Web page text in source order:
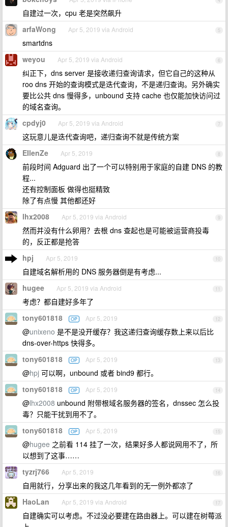
自建过一次，cpu 老是突然飙升
5
arfaWong Apr 5, 2019 via Android
smartdns
6
weyou Apr 5, 2019 via Android
纠正下，dns server 是接收递归查询请求，但它自己的这种从
roo dns 开始的查询模式是迭代查询，不是递归查询。另外确实
要比公共 dns 慢得多，unbound 支持 cache 也仅能加快访问过
的域名查询。
7
cpdyj0 Apr 5, 2019 via Android
这玩意儿是迭代查询吧，递归查询不就是传统方案
8
EIlenZe Apr 5, 2019
前段时间 Adguard 出了一个可以特别用于家庭的自建 DNS 的教
程...
还有控制面板 做得也挺精致
除了有点慢 其他都还好
9
lhx2008 Apr 5, 2019 via Android
然而并没有什么卵用？去根 dns 查起也是可能被运营商投毒
的，反正都是抢答
10
hpj Apr 5, 2019
自建域名解析用的 DNS 服务器倒是有考虑...
11
hugee Apr 5, 2019 via Android
考虑？都自建好多年了
12
tony601818 OP Apr 5, 2019
@unixeno 是不是没开缓存？我这递归查询缓存数上来以后比
dns-over-https 快得多。
13
tony601818 OP Apr 5, 2019
@hpj 可以啊，unbound 或者 bind9 都行。
14
tony601818 OP Apr 5, 2019
@lhx2008 unbound 附带根域名服务器的签名，dnssec 怎么投
毒？只能干扰到用不了。
15
tony601818 OP Apr 5, 2019
@hugee 之前看 114 挂了一次，结果好多人都说网用不了，所
以想到了这事……
16
tyzrj766 Apr 5, 2019
自用就行，分享出来的我这几年看到的无一例外都凉了
17
HaoLan Apr 5, 2019 via Android
自建确实可以考虑。不过没必要建在路由器上。可以建在树莓派